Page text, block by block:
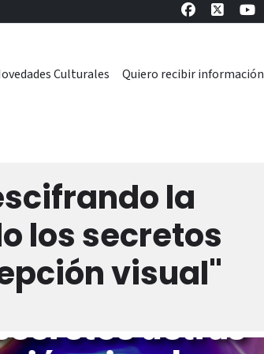
Culturales Quiero recibir información
la
los secretos
visual"